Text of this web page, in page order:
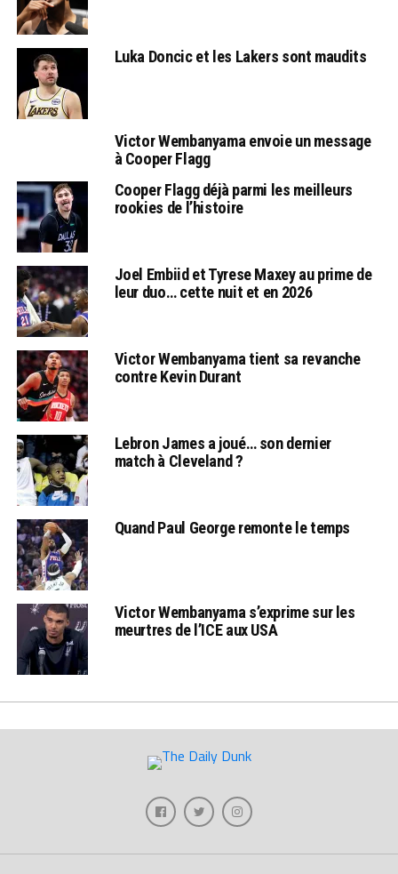
Luka Doncic et les Lakers sont maudits
Victor Wembanyama envoie un message
à Cooper Flagg
Cooper Flagg déjà parmi les meilleurs
rookies de l’histoire
Joel Embiid et Tyrese Maxey au prime de
leur duo… cette nuit et en 2026
Victor Wembanyama tient sa revanche
contre Kevin Durant
Lebron James a joué… son dernier
match à Cleveland ?
Quand Paul George remonte le temps
Victor Wembanyama s’exprime sur les
meurtres de l’ICE aux USA